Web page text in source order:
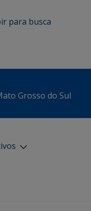
ir para busca
Grosso do Sul